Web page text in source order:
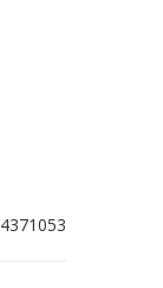
4371053